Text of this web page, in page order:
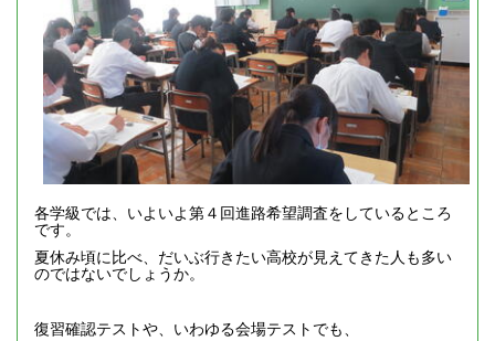
各学級では、いよいよ第４回進路希望調査をしているところ
です。
夏休み頃に比べ、だいぶ行きたい高校が見えてきた人も多い
のではないでしょうか。
復習確認テストや、いわゆる会場テストでも、